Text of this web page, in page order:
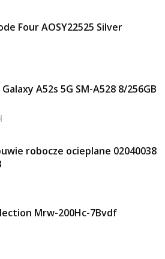
Four AOSY22525 Silver
A52s 5G SM-A528 8/256GB
robocze ocieplane 02040038
Mrw-200Hc-7Bvdf